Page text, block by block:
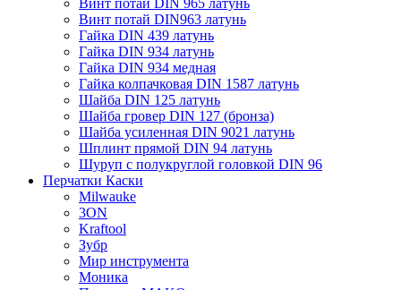
Винт потай DIN 965 латунь
Винт потай DIN963 латунь
Гайка DIN 439 латунь
Гайка DIN 934 латунь
Гайка DIN 934 медная
Гайка колпачковая DIN 1587 латунь
Шайба DIN 125 латунь
Шайба гровер DIN 127 (бронза)
Шайба усиленная DIN 9021 латунь
Шплинт прямой DIN 94 латунь
Шуруп с полукруглой головкой DIN 96
Перчатки Каски
Milwauke
3ON
Kraftool
Зубр
Мир инструмента
Моника